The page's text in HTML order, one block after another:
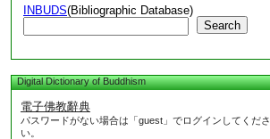
INBUDS(Bibliographic Database)
Search
Digital Dictionary of Buddhism
電子佛教辭典
パスワードがない場合は「guest」でログインしてくださ
い。